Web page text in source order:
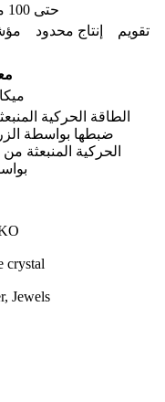
حتى 100 متر (غوص ضحل)
تقويم إنتاج محدود
الطاقة الحركية
ضبطها بواسطة
الحركية المنبعثة
crystal
Jewels